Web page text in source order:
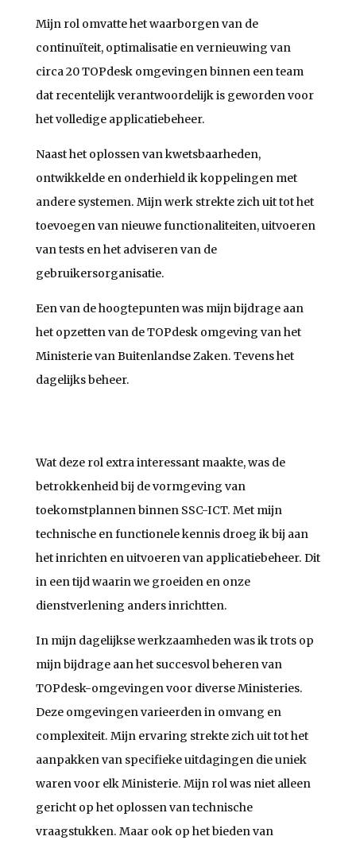
Mijn rol omvatte het waarborgen van de
continuïteit, optimalisatie en vernieuwing van
circa 20 TOPdesk omgevingen binnen een team
dat recentelijk verantwoordelijk is geworden voor
het volledige applicatiebeheer.
Naast het oplossen van kwetsbaarheden,
ontwikkelde en onderhield ik koppelingen met
andere systemen. Mijn werk strekte zich uit tot het
toevoegen van nieuwe functionaliteiten, uitvoeren
van tests en het adviseren van de
gebruikersorganisatie.
Een van de hoogtepunten was mijn bijdrage aan
het opzetten van de TOPdesk omgeving van het
Ministerie van Buitenlandse Zaken. Tevens het
dagelijks beheer.
Wat deze rol extra interessant maakte, was de
betrokkenheid bij de vormgeving van
toekomstplannen binnen SSC-ICT. Met mijn
technische en functionele kennis droeg ik bij aan
het inrichten en uitvoeren van applicatiebeheer. Dit
in een tijd waarin we groeiden en onze
dienstverlening anders inrichtten.
In mijn dagelijkse werkzaamheden was ik trots op
mijn bijdrage aan het succesvol beheren van
TOPdesk-omgevingen voor diverse Ministeries.
Deze omgevingen varieerden in omvang en
complexiteit. Mijn ervaring strekte zich uit tot het
aanpakken van specifieke uitdagingen die uniek
waren voor elk Ministerie. Mijn rol was niet alleen
gericht op het oplossen van technische
vraagstukken. Maar ook op het bieden van